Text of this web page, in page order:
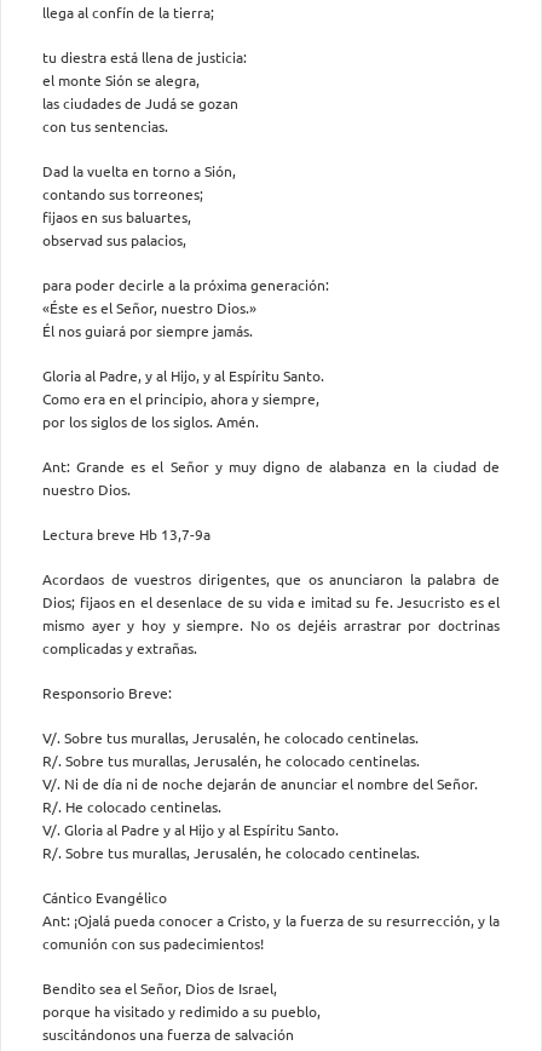
llega al confín de la tierra;
tu diestra está llena de justicia:
el monte Sión se alegra,
las ciudades de Judá se gozan
con tus sentencias.
Dad la vuelta en torno a Sión,
contando sus torreones;
fijaos en sus baluartes,
observad sus palacios,
para poder decirle a la próxima generación:
«Éste es el Señor, nuestro Dios.»
Él nos guiará por siempre jamás.
Gloria al Padre, y al Hijo, y al Espíritu Santo.
Como era en el principio, ahora y siempre,
por los siglos de los siglos. Amén.
Ant: Grande es el Señor y muy digno de alabanza en la ciudad de
nuestro Dios.
Lectura breve Hb 13,7-9a
Acordaos de vuestros dirigentes, que os anunciaron la palabra de
Dios; fijaos en el desenlace de su vida e imitad su fe. Jesucristo es el
mismo ayer y hoy y siempre. No os dejéis arrastrar por doctrinas
complicadas y extrañas.
Responsorio Breve:
V/. Sobre tus murallas, Jerusalén, he colocado centinelas.
R/. Sobre tus murallas, Jerusalén, he colocado centinelas.
V/. Ni de día ni de noche dejarán de anunciar el nombre del Señor.
R/. He colocado centinelas.
V/. Gloria al Padre y al Hijo y al Espíritu Santo.
R/. Sobre tus murallas, Jerusalén, he colocado centinelas.
Cántico Evangélico
Ant: ¡Ojalá pueda conocer a Cristo, y la fuerza de su resurrección, y la
comunión con sus padecimientos!
Bendito sea el Señor, Dios de Israel,
porque ha visitado y redimido a su pueblo,
suscitándonos una fuerza de salvación